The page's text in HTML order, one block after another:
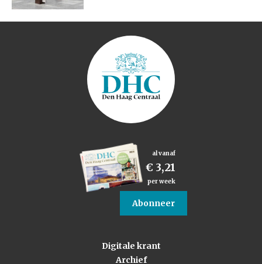
al vanaf
€ 3,21
per week
Abonneer
Digitale krant
Archief